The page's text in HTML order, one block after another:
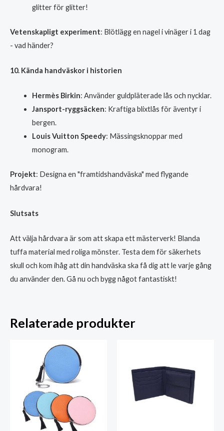
glitter för glitter!
Vetenskapligt experiment: Blötlägg en nagel i vinäger i 1 dag
- vad händer?
10. Kända handväskor i historien
Hermès Birkin: Använder guldpläterade lås och nycklar.
Jansport-ryggsäcken: Kraftiga blixtlås för äventyr i
bergen.
Louis Vuitton Speedy: Mässingsknoppar med
monogram.
Projekt: Designa en "framtidshandväska" med flygande
hårdvara!
Slutsats
Att välja hårdvara är som att skapa ett mästerverk! Blanda
tuffa material med roliga mönster. Testa dem för säkerhets
skull och kom ihåg att din handväska ska få dig att le varje gång
du använder den. Gå nu och bygg något fantastiskt!
Relaterade produkter